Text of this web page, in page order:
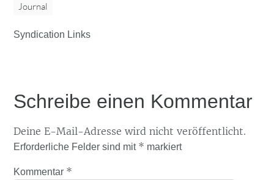
Journal
Syndication Links
Schreibe einen Kommentar
Deine E-Mail-Adresse wird nicht veröffentlicht.
Erforderliche Felder sind mit * markiert
Kommentar *